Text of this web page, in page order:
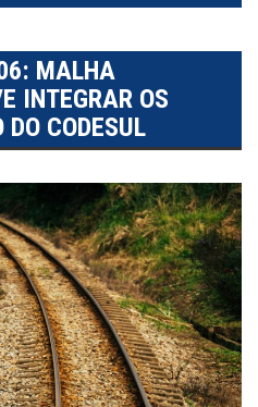
MALHA
INTEGRAR OS
DO CODESUL